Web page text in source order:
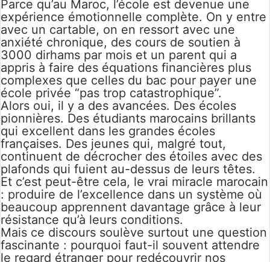
Parce qu’au Maroc, l’école est devenue une
expérience émotionnelle complète. On y entre
avec un cartable, on en ressort avec une
anxiété chronique, des cours de soutien à
3000 dirhams par mois et un parent qui a
appris à faire des équations financières plus
complexes que celles du bac pour payer une
école privée “pas trop catastrophique”.
Alors oui, il y a des avancées. Des écoles
pionnières. Des étudiants marocains brillants
qui excellent dans les grandes écoles
françaises. Des jeunes qui, malgré tout,
continuent de décrocher des étoiles avec des
plafonds qui fuient au-dessus de leurs têtes.
Et c’est peut-être cela, le vrai miracle marocain
: produire de l’excellence dans un système où
beaucoup apprennent davantage grâce à leur
résistance qu’à leurs conditions.
Mais ce discours soulève surtout une question
fascinante : pourquoi faut-il souvent attendre
le regard étranger pour redécouvrir nos